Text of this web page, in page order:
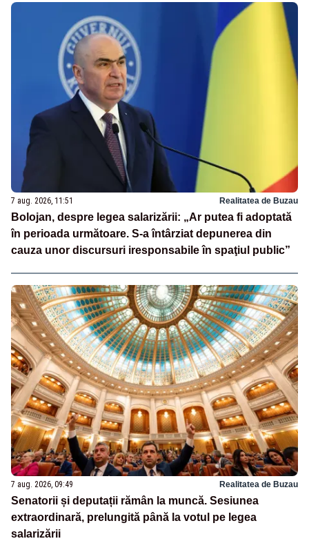
7 aug. 2026, 11:51 Realitatea de Buzau
Bolojan, despre legea salarizării: „Ar putea fi adoptată
în perioada următoare. S-a întârziat depunerea din
cauza unor discursuri iresponsabile în spaţiul public”
7 aug. 2026, 09:49 Realitatea de Buzau
Senatorii și deputații rămân la muncă. Sesiunea
extraordinară, prelungită până la votul pe legea
salarizării